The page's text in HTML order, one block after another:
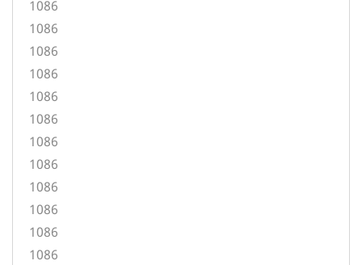
1086
1086
1086
1086
1086
1086
1086
1086
1086
1086
1086
1086